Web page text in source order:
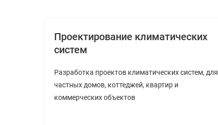
Проектирование климатических
систем
Разработка проектов климатических систем, для
частных домов, коттеджей, квартир и
коммерческих объектов